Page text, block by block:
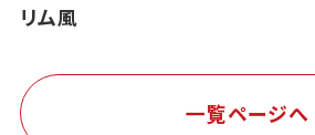
リム風
一覧ページへ